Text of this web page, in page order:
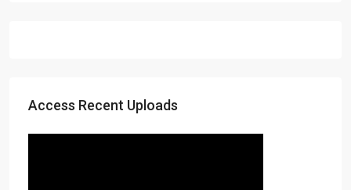
Access Recent Uploads